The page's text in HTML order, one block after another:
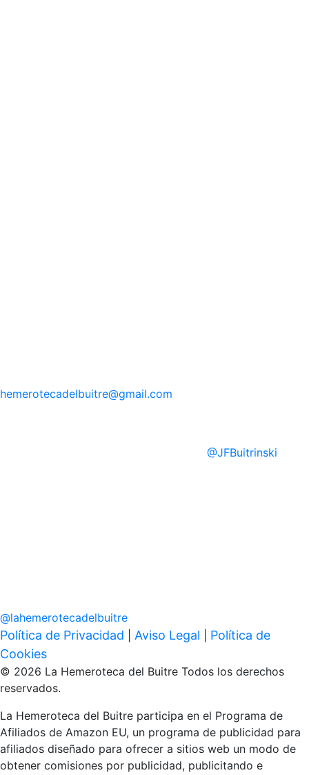
hemerotecadelbuitre@gmail.com
@JFBuitrinski
@lahemerotecadelbuitre
Política de Privacidad Aviso Legal
Política de
Cookies
© 2026 La Hemeroteca del Buitre Todos los derechos
reservados.
La Hemeroteca del Buitre participa en el Programa de
Afiliados de Amazon EU, un programa de publicidad para
afiliados diseñado para ofrecer a sitios web un modo de
obtener comisiones por publicidad, publicitando e